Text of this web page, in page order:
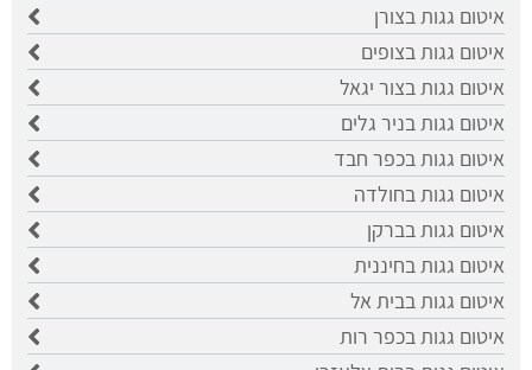
איטום גגות בצורן
איטום גגות בצופים
איטום גגות בצור יגאל
איטום גגות בניר גלים
איטום גגות בכפר חבד
איטום גגות בחולדה
איטום גגות בברקן
איטום גגות בחיננית
איטום גגות בבית אל
איטום גגות בכפר רות